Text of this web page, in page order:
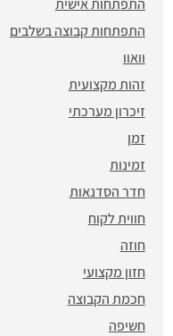
התפתחות אישית
התפתחות קבוצה בשלבים
וואוו
זהות מקצועית
זיכרון מערכתי
זמן
זמינות
חדר הסדנאות
חווית לקוח
חוזה
חזון מקצועי
חכמת הקבוצה
חשיפה